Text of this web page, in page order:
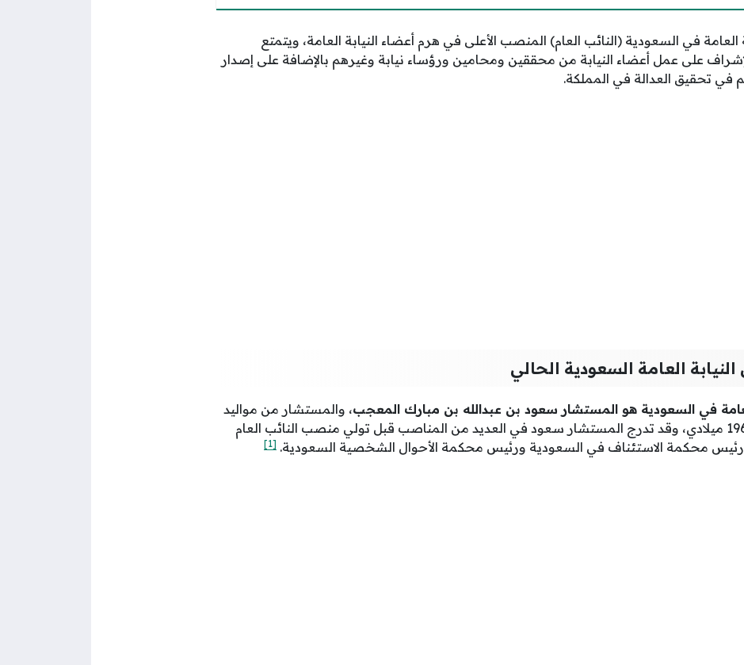
في السعودية (النائب العام) المنصب الأعلى في هرم أعضاء النيابة العامة، ويتمتع
على عمل أعضاء النيابة من محققين ومحامين ورؤساء نيابة وغيرهم بالإضافة على إصدار
في تحقيق العدالة في المملكة.
العامة السعودية الحالي
في السعودية هو المستشار سعود بن عبدالله بن مبارك المعجب، والمستشار من مواليد
مدينة الأفلاج عام 1966 ميلادي، وقد تدرج المستشار سعود في العديد من المناصب قبل تولي منصب النائب العام
محكمة الاستئناف في السعودية ورئيس محكمة الأحوال الشخصية السعودية. [1]